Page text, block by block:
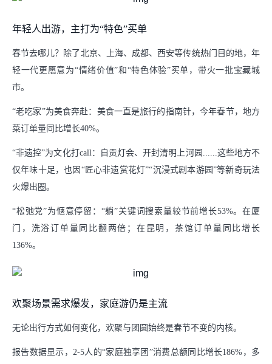
年轻人出游，主打为“特色”买单
春节去哪儿？除了北京、上海、成都、西安等传统热门目的地，年
轻一代更愿意为“情绪价值”和“特色体验”买单，带火一批宝藏城
市。
“老吃家”为美食奔赴：美食一直是旅行的指南针，今年春节，地方
菜订单量同比增长40%。
“非遗控”为文化打call：自贡灯会、开封清明上河园......这些地方不
仅年味十足，也因“匠心非遗赏花灯”“沉浸式剧本游园”等新奇玩法
火爆出圈。
“松弛党”为惬意停留：“躺”关键词搜索量较节前增长53%。在厦
门，洗浴订单量同比翻两倍；在昆明，茶馆订单量同比增长
136%。
欢聚场景需求爆发，家庭游仍是主流
无论出行方式如何变化，欢聚与团圆始终是春节不变的内核。
报告数据显示，2-5人的“家庭独享团”消费总额同比增长186%，多